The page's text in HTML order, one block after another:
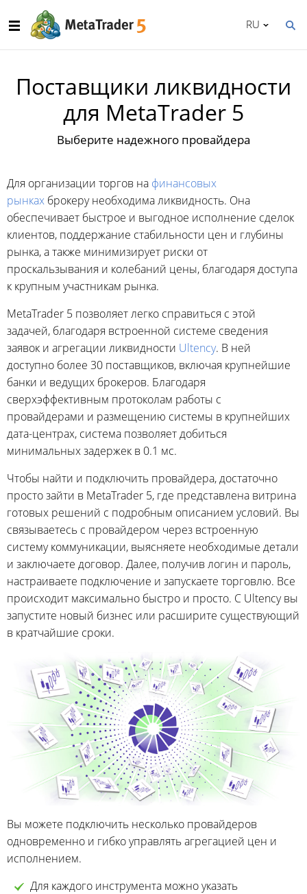
RU
Поставщики ликвидности
для MetaTrader 5
Выберите надежного провайдера
Для организации торгов на финансовых
рынках брокеру необходима ликвидность. Она
обеспечивает быстрое и выгодное исполнение сделок
клиентов, поддержание стабильности цен и глубины
рынка, а также минимизирует риски от
проскальзывания и колебаний цены, благодаря доступа
к крупным участникам рынка.
MetaTrader 5 позволяет легко справиться с этой
задачей, благодаря встроенной системе сведения
заявок и агрегации ликвидности Ultency. В ней
доступно более 30 поставщиков, включая крупнейшие
банки и ведущих брокеров. Благодаря
сверхэффективным протоколам работы с
провайдерами и размещению системы в крупнейших
дата-центрах, система позволяет добиться
минимальных задержек в 0.1 мс.
Чтобы найти и подключить провайдера, достаточно
просто зайти в MetaTrader 5, где представлена витрина
готовых решений с подробным описанием условий. Вы
связываетесь с провайдером через встроенную
систему коммуникации, выясняете необходимые детали
и заключаете договор. Далее, получив логин и пароль,
настраиваете подключение и запускаете торговлю. Все
происходит максимально быстро и просто. С Ultency вы
запустите новый бизнес или расширите существующий
в кратчайшие сроки.
Вы можете подключить несколько провайдеров
одновременно и гибко управлять агрегацией цен и
исполнением.
Для каждого инструмента можно указать